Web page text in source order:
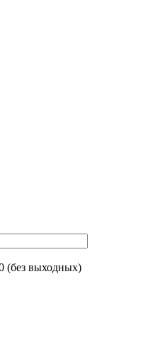
(без выходных)